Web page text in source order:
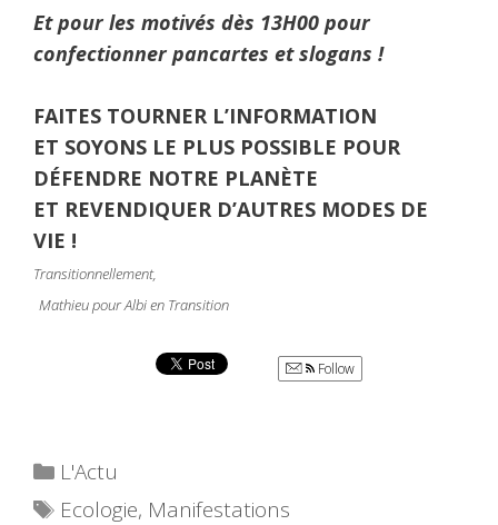
Et pour les motivés dès 13H00 pour
confectionner pancartes et slogans !
FAITES TOURNER L’INFORMATION
ET SOYONS LE PLUS POSSIBLE POUR
DÉFENDRE NOTRE PLANÈTE
ET REVENDIQUER D’AUTRES MODES DE
VIE !
Transitionnellement,
Mathieu pour Albi en Transition
Follow
Catégories
L'Actu
Étiquettes
Ecologie, Manifestations